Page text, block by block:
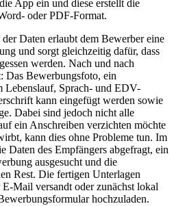
App ein und diese erstellt die
oder PDF-Format.
Daten erlaubt dem Bewerber eine
und sorgt gleichzeitig dafür, dass
werden. Nach und nach
Das Bewerbungsfoto, ein
Lebenslauf, Sprach- und EDV-
kann eingefügt werden sowie
Dabei sind jedoch nicht alle
ein Anschreiben verzichten möchte
kann dies ohne Probleme tun. Im
Daten des Empfängers abgefragt, ein
ausgesucht und die
Rest. Die fertigen Unterlagen
Mail versandt oder zunächst lokal
hochzuladen.